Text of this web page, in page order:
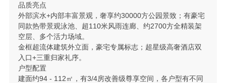
品质亮点
外部滨水+内部丰富景观，奢享约30000方公园景致；有豪宅
同款热带景观泳池、超110米风雨连廊、约2700方全精装架
空层、多个活力场域。
金框超流体建筑外立面，豪宅专属标志；超星级高奢酒店双
入口+三重归家礼序。
户型配置
建面约94 - 112㎡，有3/4房改善级尊享空间，各户型有不同